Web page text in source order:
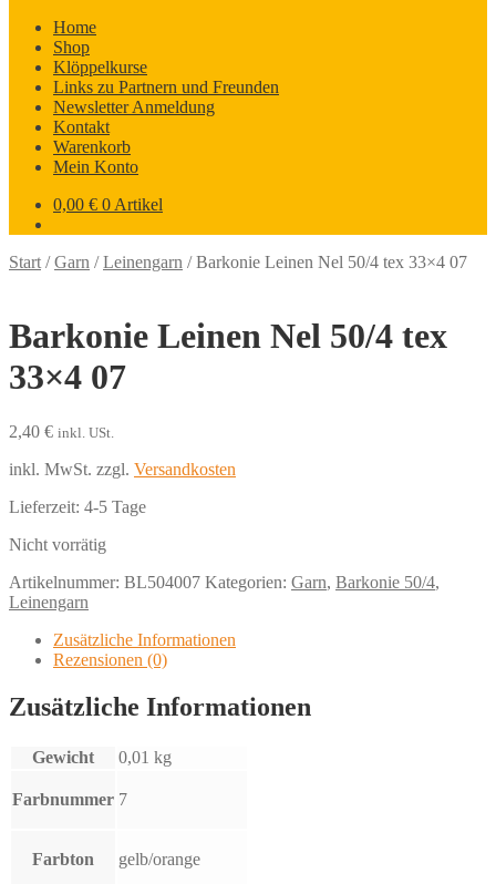
Home
Shop
Klöppelkurse
Links zu Partnern und Freunden
Newsletter Anmeldung
Kontakt
Warenkorb
Mein Konto
0,00 € 0 Artikel
Start /Garn /Leinengarn /Barkonie Leinen Nel 50/4 tex 33×4 07
Barkonie Leinen Nel 50/4 tex
33×4 07
2,40 € inkl. USt.
inkl. MwSt. zzgl. Versandkosten
Lieferzeit: 4-5 Tage
Nicht vorrätig
Artikelnummer: BL504007 Kategorien: Garn, Barkonie 50/4,
Leinengarn
Zusätzliche Informationen
Rezensionen (0)
Zusätzliche Informationen
Gewicht 0,01 kg
Farbnummer 7
Farbton gelb/orange